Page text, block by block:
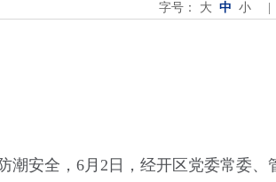
字号： 大 中 小
潮安全，6月2日，经开区党委常委、